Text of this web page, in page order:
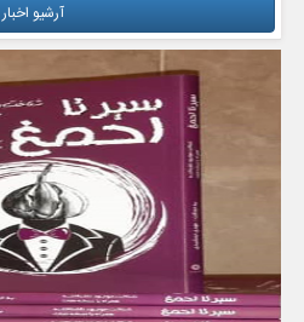
آرشیو اخبار